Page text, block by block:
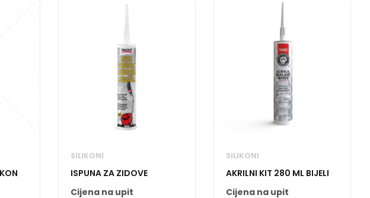
SILIKONI
ISPUNA ZA ZIDOVE
Cijena na upit
SILIKONI
AKRILNI KIT 280 ML BIJELI
Cijena na upit